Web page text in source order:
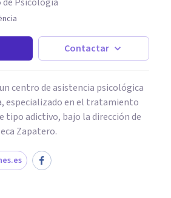
Contactar
centro de asistencia psicológica
especializado en el tratamiento
tipo adictivo, bajo la dirección de
Zapatero.